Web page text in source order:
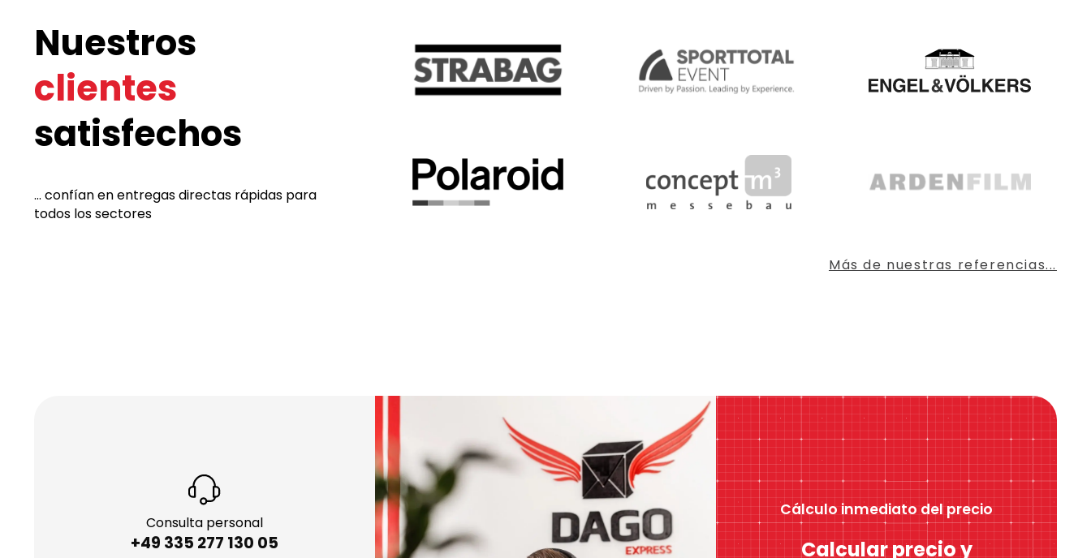
Nuestros
clientes
satisfechos
... confían en entregas directas rápidas para
todos los sectores
Más de nuestras referencias...
Consulta personal
+49 335 277 130 05
Cálculo inmediato del precio
Calcular precio y